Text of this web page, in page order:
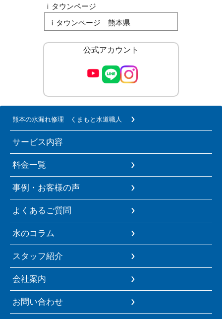
ｉタウンページ
ｉタウンページ 熊本県
公式アカウント
熊本の水漏れ修理 くまもと水道職人
サービス内容
料金一覧
事例・お客様の声
よくあるご質問
水のコラム
スタッフ紹介
会社案内
お問い合わせ